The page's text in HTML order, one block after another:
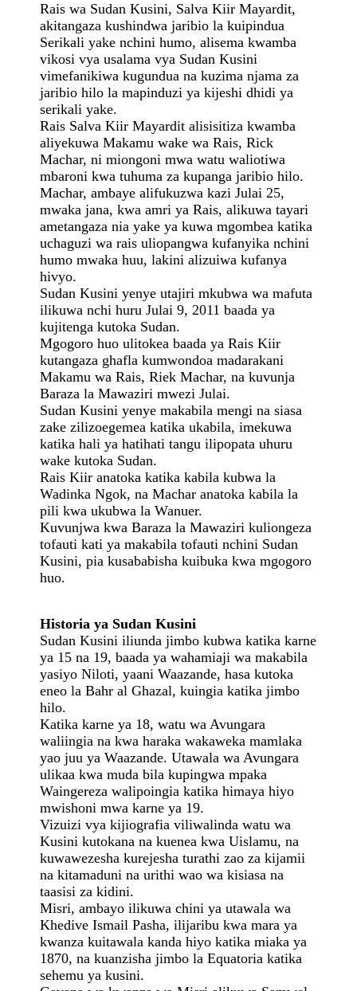
Rais wa Sudan Kusini, Salva Kiir Mayardit,
akitangaza kushindwa jaribio la kuipindua
Serikali yake nchini humo, alisema kwamba
vikosi vya usalama vya Sudan Kusini
vimefanikiwa kugundua na kuzima njama za
jaribio hilo la mapinduzi ya kijeshi dhidi ya
serikali yake.
Rais Salva Kiir Mayardit alisisitiza kwamba
aliyekuwa Makamu wake wa Rais, Rick
Machar, ni miongoni mwa watu waliotiwa
mbaroni kwa tuhuma za kupanga jaribio hilo.
Machar, ambaye alifukuzwa kazi Julai 25,
mwaka jana, kwa amri ya Rais, alikuwa tayari
ametangaza nia yake ya kuwa mgombea katika
uchaguzi wa rais uliopangwa kufanyika nchini
humo mwaka huu, lakini alizuiwa kufanya
hivyo.
Sudan Kusini yenye utajiri mkubwa wa mafuta
ilikuwa nchi huru Julai 9, 2011 baada ya
kujitenga kutoka Sudan.
Mgogoro huo ulitokea baada ya Rais Kiir
kutangaza ghafla kumwondoa madarakani
Makamu wa Rais, Riek Machar, na kuvunja
Baraza la Mawaziri mwezi Julai.
Sudan Kusini yenye makabila mengi na siasa
zake zilizoegemea katika ukabila, imekuwa
katika hali ya hatihati tangu ilipopata uhuru
wake kutoka Sudan.
Rais Kiir anatoka katika kabila kubwa la
Wadinka Ngok, na Machar anatoka kabila la
pili kwa ukubwa la Wanuer.
Kuvunjwa kwa Baraza la Mawaziri kuliongeza
tofauti kati ya makabila tofauti nchini Sudan
Kusini, pia kusababisha kuibuka kwa mgogoro
huo.
Historia ya Sudan Kusini
Sudan Kusini iliunda jimbo kubwa katika karne
ya 15 na 19, baada ya wahamiaji wa makabila
yasiyo Niloti, yaani Waazande, hasa kutoka
eneo la Bahr al Ghazal, kuingia katika jimbo
hilo.
Katika karne ya 18, watu wa Avungara
waliingia na kwa haraka wakaweka mamlaka
yao juu ya Waazande. Utawala wa Avungara
ulikaa kwa muda bila kupingwa mpaka
Waingereza walipoingia katika himaya hiyo
mwishoni mwa karne ya 19.
Vizuizi vya kijiografia viliwalinda watu wa
Kusini kutokana na kuenea kwa Uislamu, na
kuwawezesha kurejesha turathi zao za kijamii
na kitamaduni na urithi wao wa kisiasa na
taasisi za kidini.
Misri, ambayo ilikuwa chini ya utawala wa
Khedive Ismail Pasha, ilijaribu kwa mara ya
kwanza kuitawala kanda hiyo katika miaka ya
1870, na kuanzisha jimbo la Equatoria katika
sehemu ya kusini.